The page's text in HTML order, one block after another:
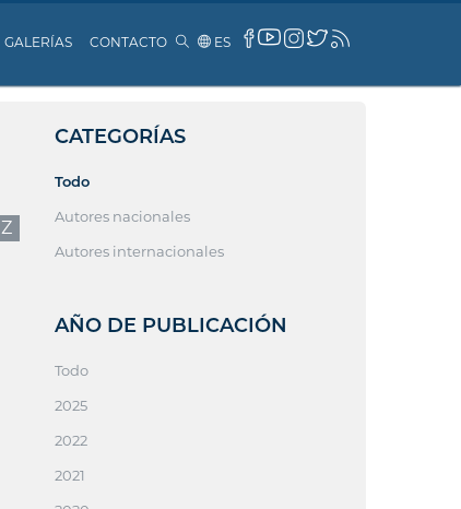
GALERÍAS CONTACTO ES
Z
CATEGORÍAS
Todo
Autores nacionales
Autores internacionales
AÑO DE PUBLICACIÓN
Todo
2025
2022
2021